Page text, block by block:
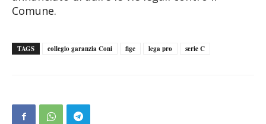
Comune.
TAGS collegio garanzia Coni figc lega pro serie C